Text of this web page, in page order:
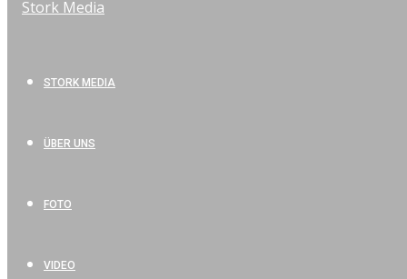
STORK MEDIA
ÜBER UNS
FOTO
VIDEO